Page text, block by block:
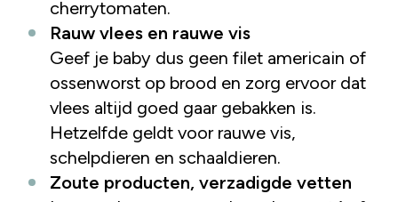
cherrytomaten.
Rauw vlees en rauwe vis
Geef je baby dus geen filet americain of
ossenworst op brood en zorg ervoor dat
vlees altijd goed gaar gebakken is.
Hetzelfde geldt voor rauwe vis,
schelpdieren en schaaldieren.
Zoute producten, verzadigde vetten